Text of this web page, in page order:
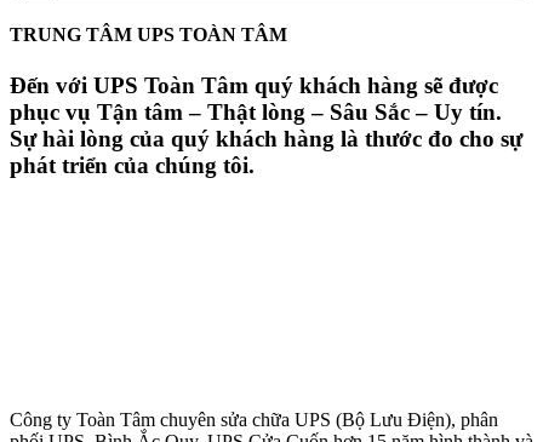
TRUNG TÂM UPS TOÀN TÂM
Đến với UPS Toàn Tâm quý khách hàng sẽ được
phục vụ Tận tâm – Thật lòng – Sâu Sắc – Uy tín.
Sự hài lòng của quý khách hàng là thước đo cho sự
phát triển của chúng tôi.
Công ty Toàn Tâm chuyên sửa chữa UPS (Bộ Lưu Điện), phân